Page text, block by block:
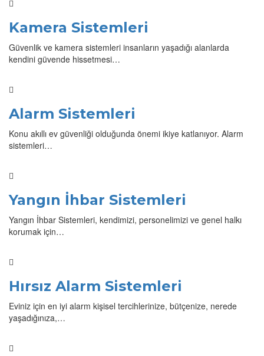
Kamera Sistemleri
Güvenlik ve kamera sistemleri insanların yaşadığı alanlarda
kendini güvende hissetmesi…
Alarm Sistemleri
Konu akıllı ev güvenliği olduğunda önemi ikiye katlanıyor. Alarm
sistemleri…
Yangın İhbar Sistemleri
Yangın İhbar Sistemleri, kendimizi, personelimizi ve genel halkı
korumak için…
Hırsız Alarm Sistemleri
Eviniz için en iyi alarm kişisel tercihlerinize, bütçenize, nerede
yaşadığınıza,…